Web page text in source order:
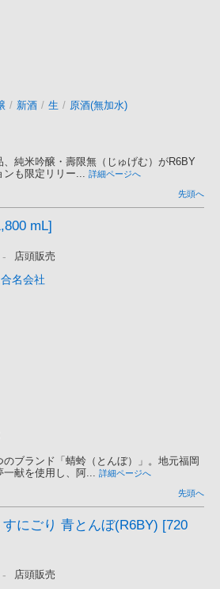
/ 新酒 / 生 / 原酒(無加水)
、純米吟醸・壽限無（じゅげむ）がR6BY
ンも限定リリー... 詳細ページへ
先頭へ
mL]
- 店頭販売
名会社
ブランド「蜻蛉（とんぼ）」。地元福岡
一献を使用し、阿... 詳細ページへ
先頭へ
にごり 青とんぼ(R6BY) [720
- 店頭販売